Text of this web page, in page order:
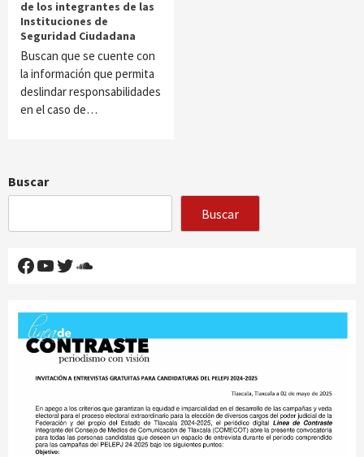
de los integrantes de las
Instituciones de
Seguridad Ciudadana
Buscan que se cuente con
la información que permita
deslindar responsabilidades
en el caso de…
Buscar
Buscar
Facebook
YouTube
Twitter
SoundCloud